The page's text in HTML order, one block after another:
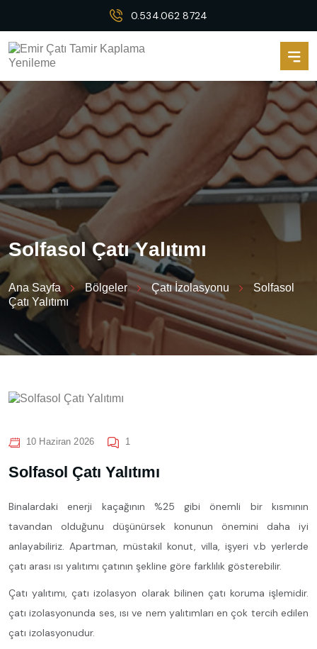
0.534.062 8724
Solfasol Çatı Yalıtımı
Ana Sayfa Bölgeler Çatı İzolasyonu
Solfasol
Çatı Yalıtımı
10 Haziran 2026 1
Solfasol Çatı Yalıtımı
Binalardaki enerji kaçağının %25 gibi önemli bir kısmının
tavandan olduğunu düşünürsek konunun önemini daha iyi
anlayabiliriz. Apartman, müstakil konut, villa, işyeri v.b yerlerde
çatı arası ısı yalıtımı çatının şekline göre farklılık gösterebilir.
Çatı yalıtımı, çatı izolasyon olarak bilinen çatı koruma işlemidir.
çatı izolasyonunda ses, ısı ve nem yalıtımları en çok tercih edilen
çatı izolasyonudur.